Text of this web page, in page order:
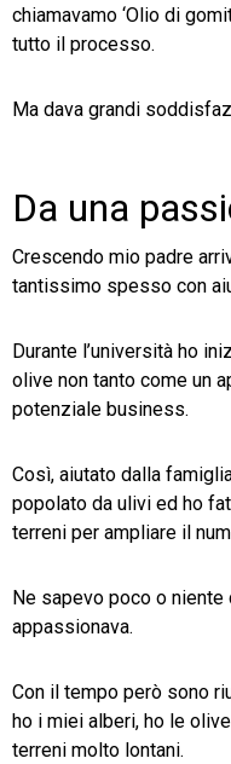
chiamavamo ‘Olio di
tutto il processo.
Ma dava grandi
Da una
Crescendo mio padre
tantissimo spesso con
Durante l’università ho
olive non tanto come un
potenziale business.
Così, aiutato dalla
popolato da ulivi ed ho
terreni per ampliare il
Ne sapevo poco o
appassionava.
Con il tempo però sono
ho i miei alberi, ho le
terreni molto lontani.